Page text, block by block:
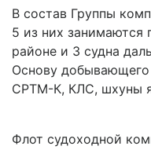
В состав Группы
5 из них занимаются
районе и 3 судна
Основу добывающего
СРТМ-К, КЛС, шхуны
Флот судоходной